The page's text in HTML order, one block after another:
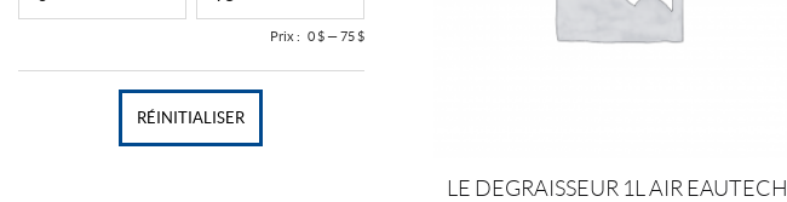
LE DEGRAISSEUR 1L AIR EAUTECH
Prix : 0 $—75 $
RÉINITIALISER